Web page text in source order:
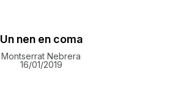
Un nen en coma
Montserrat Nebrera
16/01/2019